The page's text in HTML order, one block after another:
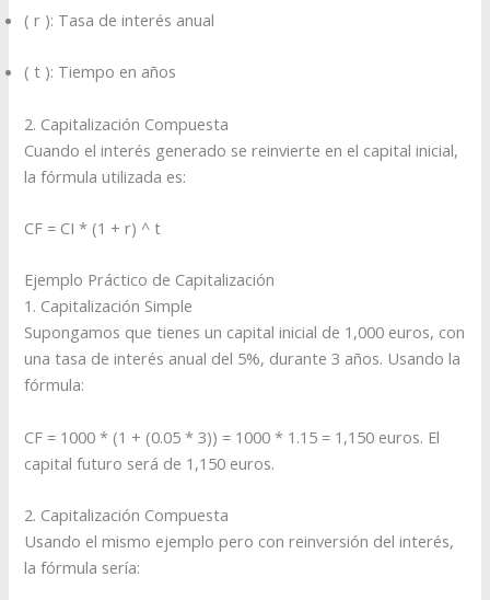
( r ): Tasa de interés anual
( t ): Tiempo en años
2. Capitalización Compuesta
Cuando el interés generado se reinvierte en el capital inicial,
la fórmula utilizada es:
CF = CI * (1 + r) ^ t
Ejemplo Práctico de Capitalización
1. Capitalización Simple
Supongamos que tienes un capital inicial de 1,000 euros, con
una tasa de interés anual del 5%, durante 3 años. Usando la
fórmula:
CF = 1000 * (1 + (0.05 * 3)) = 1000 * 1.15 = 1,150 euros. El
capital futuro será de 1,150 euros.
2. Capitalización Compuesta
Usando el mismo ejemplo pero con reinversión del interés,
la fórmula sería: